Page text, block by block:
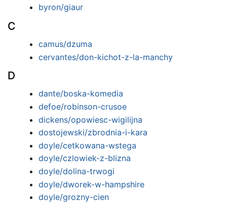
byron/giaur
C
camus/dzuma
cervantes/don-kichot-z-la-manchy
D
dante/boska-komedia
defoe/robinson-crusoe
dickens/opowiesc-wigilijna
dostojewski/zbrodnia-i-kara
doyle/cetkowana-wstega
doyle/czlowiek-z-blizna
doyle/dolina-trwogi
doyle/dworek-w-hampshire
doyle/grozny-cien